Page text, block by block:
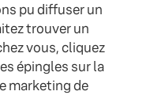
pu diffuser un
trouver un
vous, cliquez
épingles sur la
marketing de